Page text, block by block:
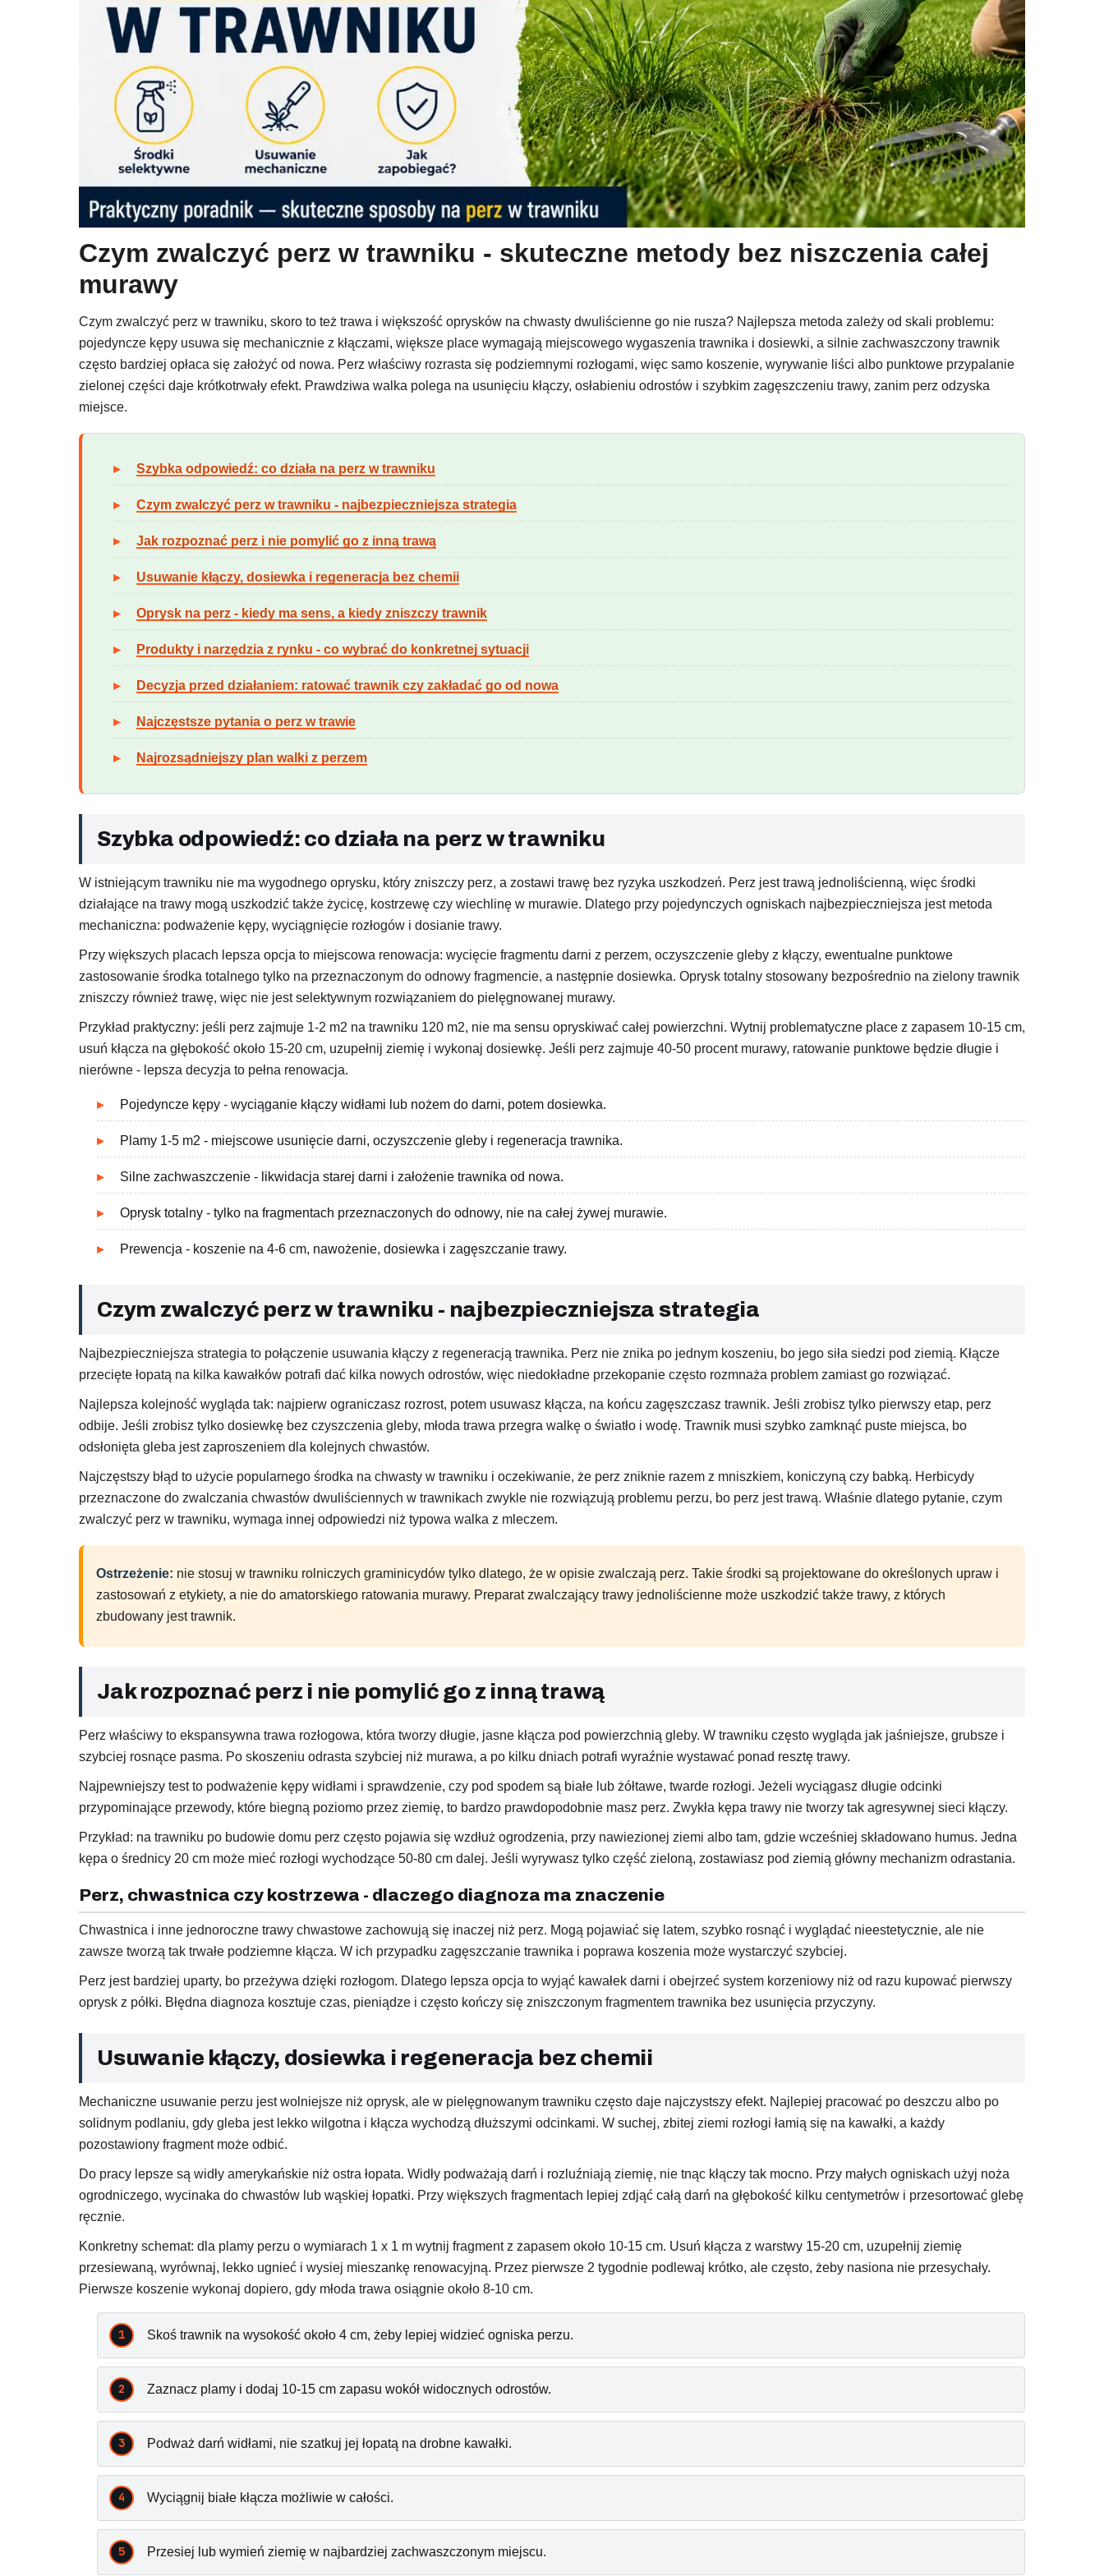
Czym zwalczyć perz w trawniku - skuteczne metody bez niszczenia całej
murawy
Czym zwalczyć perz w trawniku, skoro to też trawa i większość oprysków na chwasty dwuliścienne go nie rusza? Najlepsza metoda zależy od skali problemu:
pojedyncze kępy usuwa się mechanicznie z kłączami, większe place wymagają miejscowego wygaszenia trawnika i dosiewki, a silnie zachwaszczony trawnik
często bardziej opłaca się założyć od nowa. Perz właściwy rozrasta się podziemnymi rozłogami, więc samo koszenie, wyrywanie liści albo punktowe przypalanie
zielonej części daje krótkotrwały efekt. Prawdziwa walka polega na usunięciu kłączy, osłabieniu odrostów i szybkim zagęszczeniu trawy, zanim perz odzyska
miejsce.
Szybka odpowiedź: co działa na perz w trawniku
Czym zwalczyć perz w trawniku - najbezpieczniejsza strategia
Jak rozpoznać perz i nie pomylić go z inną trawą
Usuwanie kłączy, dosiewka i regeneracja bez chemii
Oprysk na perz - kiedy ma sens, a kiedy zniszczy trawnik
Produkty i narzędzia z rynku - co wybrać do konkretnej sytuacji
Decyzja przed działaniem: ratować trawnik czy zakładać go od nowa
Najczęstsze pytania o perz w trawie
Najrozsądniejszy plan walki z perzem
Szybka odpowiedź: co działa na perz w trawniku
W istniejącym trawniku nie ma wygodnego oprysku, który zniszczy perz, a zostawi trawę bez ryzyka uszkodzeń. Perz jest trawą jednoliścienną, więc środki
działające na trawy mogą uszkodzić także życicę, kostrzewę czy wiechlinę w murawie. Dlatego przy pojedynczych ogniskach najbezpieczniejsza jest metoda
mechaniczna: podważenie kępy, wyciągnięcie rozłogów i dosianie trawy.
Przy większych placach lepsza opcja to miejscowa renowacja: wycięcie fragmentu darni z perzem, oczyszczenie gleby z kłączy, ewentualne punktowe
zastosowanie środka totalnego tylko na przeznaczonym do odnowy fragmencie, a następnie dosiewka. Oprysk totalny stosowany bezpośrednio na zielony trawnik
zniszczy również trawę, więc nie jest selektywnym rozwiązaniem do pielęgnowanej murawy.
Przykład praktyczny: jeśli perz zajmuje 1-2 m2 na trawniku 120 m2, nie ma sensu opryskiwać całej powierzchni. Wytnij problematyczne place z zapasem 10-15 cm,
usuń kłącza na głębokość około 15-20 cm, uzupełnij ziemię i wykonaj dosiewkę. Jeśli perz zajmuje 40-50 procent murawy, ratowanie punktowe będzie długie i
nierówne - lepsza decyzja to pełna renowacja.
Pojedyncze kępy - wyciąganie kłączy widłami lub nożem do darni, potem dosiewka.
Plamy 1-5 m2 - miejscowe usunięcie darni, oczyszczenie gleby i regeneracja trawnika.
Silne zachwaszczenie - likwidacja starej darni i założenie trawnika od nowa.
Oprysk totalny - tylko na fragmentach przeznaczonych do odnowy, nie na całej żywej murawie.
Prewencja - koszenie na 4-6 cm, nawożenie, dosiewka i zagęszczanie trawy.
Czym zwalczyć perz w trawniku - najbezpieczniejsza strategia
Najbezpieczniejsza strategia to połączenie usuwania kłączy z regeneracją trawnika. Perz nie znika po jednym koszeniu, bo jego siła siedzi pod ziemią. Kłącze
przecięte łopatą na kilka kawałków potrafi dać kilka nowych odrostów, więc niedokładne przekopanie często rozmnaża problem zamiast go rozwiązać.
Najlepsza kolejność wygląda tak: najpierw ograniczasz rozrost, potem usuwasz kłącza, na końcu zagęszczasz trawnik. Jeśli zrobisz tylko pierwszy etap, perz
odbije. Jeśli zrobisz tylko dosiewkę bez czyszczenia gleby, młoda trawa przegra walkę o światło i wodę. Trawnik musi szybko zamknąć puste miejsca, bo
odsłonięta gleba jest zaproszeniem dla kolejnych chwastów.
Najczęstszy błąd to użycie popularnego środka na chwasty w trawniku i oczekiwanie, że perz zniknie razem z mniszkiem, koniczyną czy babką. Herbicydy
przeznaczone do zwalczania chwastów dwuliściennych w trawnikach zwykle nie rozwiązują problemu perzu, bo perz jest trawą. Właśnie dlatego pytanie, czym
zwalczyć perz w trawniku, wymaga innej odpowiedzi niż typowa walka z mleczem.
Ostrzeżenie: nie stosuj w trawniku rolniczych graminicydów tylko dlatego, że w opisie zwalczają perz. Takie środki są projektowane do określonych upraw i
zastosowań z etykiety, a nie do amatorskiego ratowania murawy. Preparat zwalczający trawy jednoliścienne może uszkodzić także trawy, z których
zbudowany jest trawnik.
Jak rozpoznać perz i nie pomylić go z inną trawą
Perz właściwy to ekspansywna trawa rozłogowa, która tworzy długie, jasne kłącza pod powierzchnią gleby. W trawniku często wygląda jak jaśniejsze, grubsze i
szybciej rosnące pasma. Po skoszeniu odrasta szybciej niż murawa, a po kilku dniach potrafi wyraźnie wystawać ponad resztę trawy.
Najpewniejszy test to podważenie kępy widłami i sprawdzenie, czy pod spodem są białe lub żółtawe, twarde rozłogi. Jeżeli wyciągasz długie odcinki
przypominające przewody, które biegną poziomo przez ziemię, to bardzo prawdopodobnie masz perz. Zwykła kępa trawy nie tworzy tak agresywnej sieci kłączy.
Przykład: na trawniku po budowie domu perz często pojawia się wzdłuż ogrodzenia, przy nawiezionej ziemi albo tam, gdzie wcześniej składowano humus. Jedna
kępa o średnicy 20 cm może mieć rozłogi wychodzące 50-80 cm dalej. Jeśli wyrywasz tylko część zieloną, zostawiasz pod ziemią główny mechanizm odrastania.
Perz, chwastnica czy kostrzewa - dlaczego diagnoza ma znaczenie
Chwastnica i inne jednoroczne trawy chwastowe zachowują się inaczej niż perz. Mogą pojawiać się latem, szybko rosnąć i wyglądać nieestetycznie, ale nie
zawsze tworzą tak trwałe podziemne kłącza. W ich przypadku zagęszczanie trawnika i poprawa koszenia może wystarczyć szybciej.
Perz jest bardziej uparty, bo przeżywa dzięki rozłogom. Dlatego lepsza opcja to wyjąć kawałek darni i obejrzeć system korzeniowy niż od razu kupować pierwszy
oprysk z półki. Błędna diagnoza kosztuje czas, pieniądze i często kończy się zniszczonym fragmentem trawnika bez usunięcia przyczyny.
Usuwanie kłączy, dosiewka i regeneracja bez chemii
Mechaniczne usuwanie perzu jest wolniejsze niż oprysk, ale w pielęgnowanym trawniku często daje najczystszy efekt. Najlepiej pracować po deszczu albo po
solidnym podlaniu, gdy gleba jest lekko wilgotna i kłącza wychodzą dłuższymi odcinkami. W suchej, zbitej ziemi rozłogi łamią się na kawałki, a każdy
pozostawiony fragment może odbić.
Do pracy lepsze są widły amerykańskie niż ostra łopata. Widły podważają darń i rozluźniają ziemię, nie tnąc kłączy tak mocno. Przy małych ogniskach użyj noża
ogrodniczego, wycinaka do chwastów lub wąskiej łopatki. Przy większych fragmentach lepiej zdjąć całą darń na głębokość kilku centymetrów i przesortować glebę
ręcznie.
Konkretny schemat: dla plamy perzu o wymiarach 1 x 1 m wytnij fragment z zapasem około 10-15 cm. Usuń kłącza z warstwy 15-20 cm, uzupełnij ziemię
przesiewaną, wyrównaj, lekko ugnieć i wysiej mieszankę renowacyjną. Przez pierwsze 2 tygodnie podlewaj krótko, ale często, żeby nasiona nie przesychały.
Pierwsze koszenie wykonaj dopiero, gdy młoda trawa osiągnie około 8-10 cm.
Skoś trawnik na wysokość około 4 cm, żeby lepiej widzieć ogniska perzu.
Zaznacz plamy i dodaj 10-15 cm zapasu wokół widocznych odrostów.
Podważ darń widłami, nie szatkuj jej łopatą na drobne kawałki.
Wyciągnij białe kłącza możliwie w całości.
Przesiej lub wymień ziemię w najbardziej zachwaszczonym miejscu.